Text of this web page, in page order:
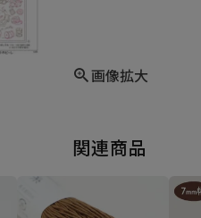
画像拡大
関連商品